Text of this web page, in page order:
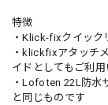
特徴
・Klick-fixクイック
・klickfixアタッチ
イドとしてもご利
・Lofoten 22L防水
と同じものです